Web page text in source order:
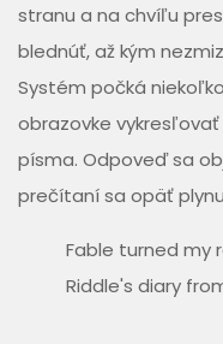
stranu a na chvíľu
blednúť, až kým
Systém počká
obrazovke
písma. Odpoveď sa
prečítaní sa opäť
Fable turned my
Riddle's diary